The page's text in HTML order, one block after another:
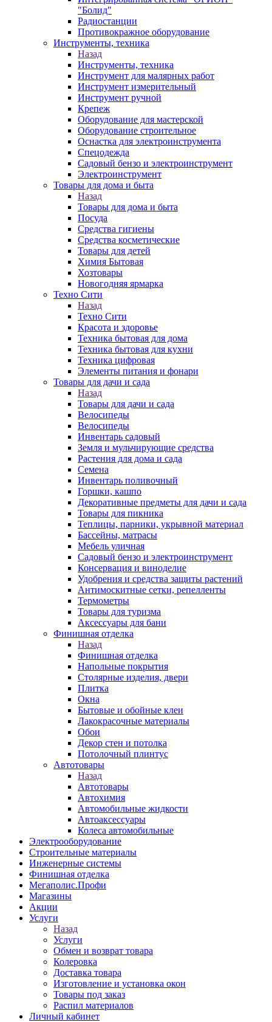
"Болид"
Радиостанции
Противокражное оборудование
Инструменты, техника
Назад
Инструменты, техника
Инструмент для малярных работ
Инструмент измерительный
Инструмент ручной
Крепеж
Оборудование для мастерской
Оборудование строительное
Оснастка для электроинструмента
Спецодежда
Садовый бензо и электроинструмент
Электроинструмент
Товары для дома и быта
Назад
Товары для дома и быта
Посуда
Средства гигиены
Средства косметические
Товары для детей
Химия Бытовая
Хозтовары
Новогодняя ярмарка
Техно Сити
Назад
Техно Сити
Красота и здоровье
Техника бытовая для дома
Техника бытовая для кухни
Техника цифровая
Элементы питания и фонари
Товары для дачи и сада
Назад
Товары для дачи и сада
Велосипеды
Велосипеды
Инвентарь садовый
Земля и мульчирующие средства
Растения для дома и сада
Семена
Инвентарь поливочный
Горшки, кашпо
Декоративные предметы для дачи и сада
Товары для пикника
Теплицы, парники, укрывной материал
Бассейны, матрасы
Мебель уличная
Садовый бензо и электроинструмент
Консервация и виноделие
Удобрения и средства защиты растений
Антимоскитные сетки, репелленты
Термометры
Товары для туризма
Аксессуары для бани
Финишная отделка
Назад
Финишная отделка
Напольные покрытия
Столярные изделия, двери
Плитка
Окна
Бытовые и обойные клеи
Лакокрасочные материалы
Обои
Декор стен и потолка
Потолочный плинтус
Автотовары
Назад
Автотовары
Автохимия
Автомобильные жидкости
Автоаксессуары
Колеса автомобильные
Электрооборудование
Строительные материалы
Инженерные системы
Финишная отделка
Мегаполис.Профи
Магазины
Акции
Услуги
Назад
Услуги
Обмен и возврат товара
Колеровка
Доставка товара
Изготовление и установка окон
Товары под заказ
Распил материалов
Личный кабинет